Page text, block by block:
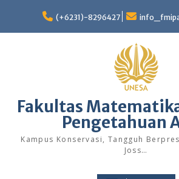
content
(+6231)-8296427
Fakultas
Pengetahuan
Kampus Konservasi, Tangguh
Joss…